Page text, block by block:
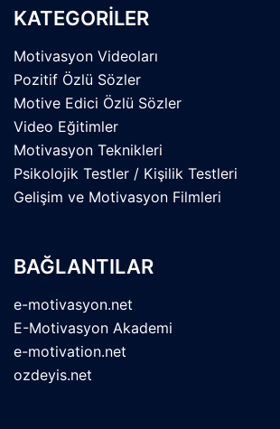
KATEGORİLER
Motivasyon Videoları
Pozitif Özlü Sözler
Motive Edici Özlü Sözler
Video Eğitimler
Motivasyon Teknikleri
Psikolojik Testler / Kişilik Testleri
Gelişim ve Motivasyon Filmleri
BAĞLANTILAR
e-motivasyon.net
E-Motivasyon Akademi
e-motivation.net
ozdeyis.net